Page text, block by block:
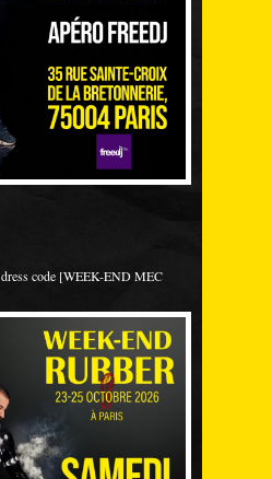
code [WEEK-END MEC